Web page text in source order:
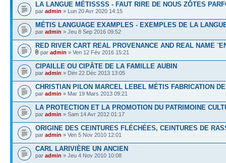
LA LANGUE MÉTISSSS - FAUT RIRE DE NOUS ZÔTES
par admin » Lun 20 Avr 2020 14:15
MÉTIS LANGUAGE EXAMPLES - EXEMPLES DE LA
par admin » Jeu 8 Sep 2016 09:52
RED RIVER CART REAL PROVENANCE AND REAL NAME
par admin » Ven 12 Fév 2016 15:21
CIPAILLE OU CIPÂTE DE LA FAMILLE AUBIN
par admin » Dim 22 Déc 2013 13:05
CHRISTIAN PILON MARCEL LEBEL MÉTIS FABRICATION
par admin » Mar 19 Mars 2013 09:21
LA PROTECTION ET LA PROMOTION DU PATRIMOINE
par admin » Sam 14 Avr 2012 01:17
ORIGINE DES CEINTURES FLÉCHÉES, CEINTURES DE
par admin » Ven 5 Nov 2010 12:01
CARL LARIVIÈRE UN ANCIEN
par admin » Jeu 4 Nov 2010 10:08